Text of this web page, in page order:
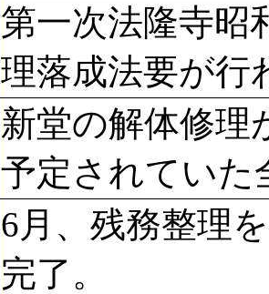
第一次法隆寺昭
理落成法要が行
新堂の解体修理
予定されていた
6月、残務整理
完了。